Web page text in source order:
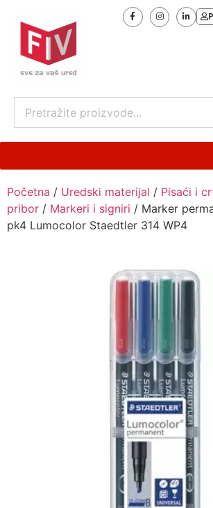
Početna / Uredski materijal / Pisaći i
pribor / Markeri i signiri / Marker
pk4 Lumocolor Staedtler 314 WP4